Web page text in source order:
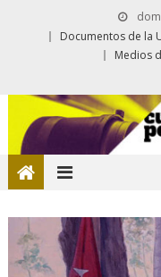
Documentos de la
Medios